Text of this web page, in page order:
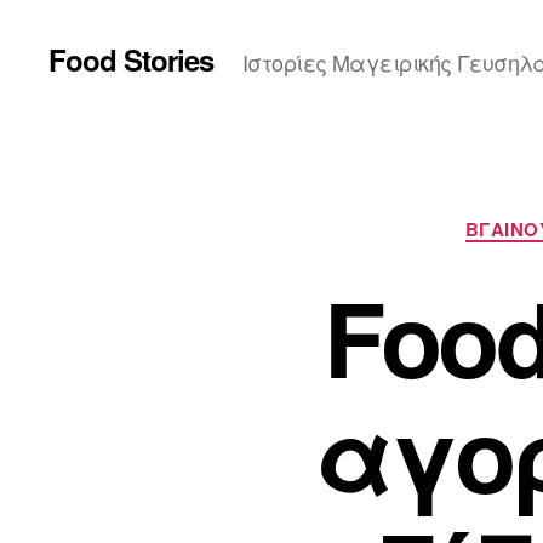
Food Stories Ιστορίες Μαγειρικής